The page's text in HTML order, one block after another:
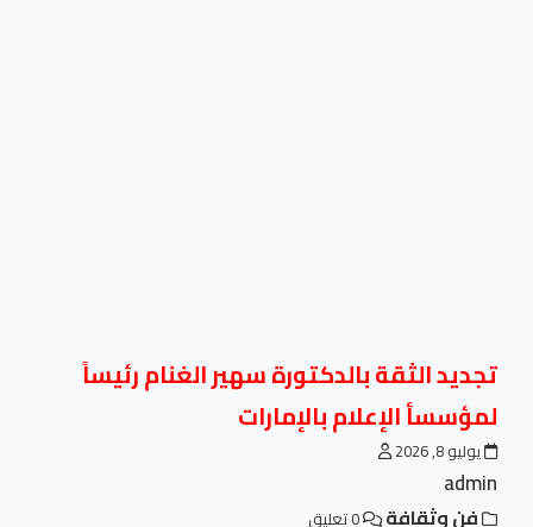
تجديد الثقة بالدكتورة سهير الغنام رئيساً
لمؤسسأ الإعلام بالإمارات
يوليو 8, 2026
admin
فن وثقافة